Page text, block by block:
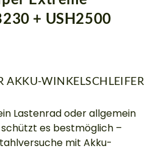
+ USH2500
AKKU-WINKELSCHLEIFER
Lastenrad oder allgemein
es bestmöglich –
mit Akku-